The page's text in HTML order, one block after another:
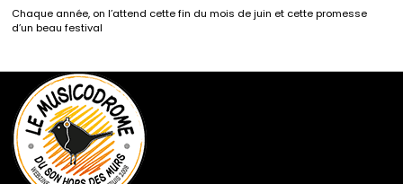
Chaque année, on l’attend cette fin du mois de juin et cette promesse
d’un beau festival